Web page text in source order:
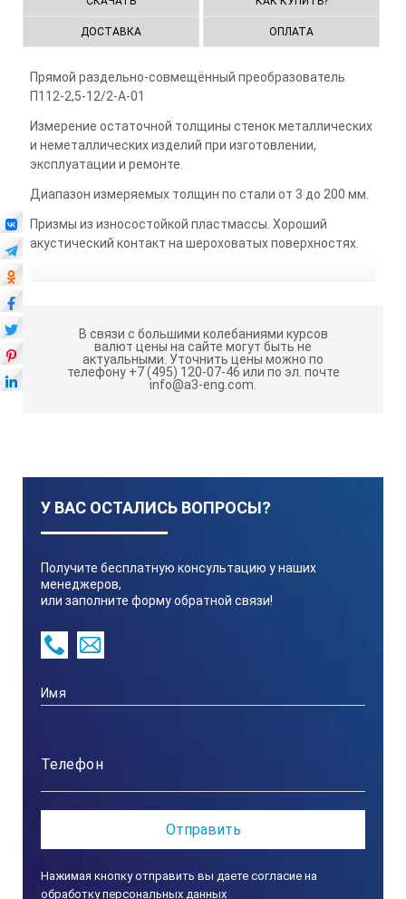
ДОСТАВКА ОПЛАТА
Прямой раздельно-совмещённый преобразователь
П112-2,5-12/2-А-01
Измерение остаточной толщины стенок металлических
и неметаллических изделий при изготовлении,
эксплуатации и ремонте.
Диапазон измеряемых толщин по стали от 3 до 200 мм.
Призмы из износостойкой пластмассы. Хороший
акустический контакт на шероховатых поверхностях.
В связи с большими колебаниями курсов
валют цены на сайте могут быть не
актуальными. Уточнить цены можно по
телефону +7 (495) 120-07-46 или по эл. почте
info@a3-eng.com.
У ВАС ОСТАЛИСЬ ВОПРОСЫ?
Получите бесплатную консультацию у наших
менеджеров,
или заполните форму обратной связи!
Нажимая кнопку отправить вы даете согласие на
обработку персональных данных